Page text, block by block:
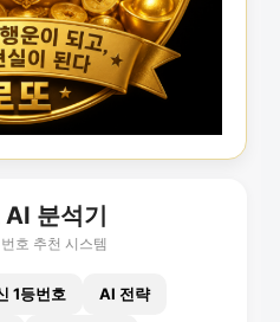
AI 분석기
호 추천 시스템
1등번호 AI 전략